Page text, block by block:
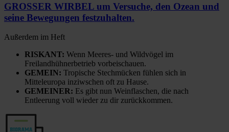
GROSSER WIRBEL um Versuche, den Ozean und
seine Bewegungen festzuhalten.
Außerdem im Heft
RISKANT: Wenn Meeres- und Wildvögel im
Freilandhühnerbetrieb vorbeischauen.
GEMEIN: Tropische Stechmücken fühlen sich in
Mitteleuropa inziwschen oft zu Hause.
GEMEINER: Es gibt nun Weinflaschen, die nach
Entleerung voll wieder zu dir zurückkommen.